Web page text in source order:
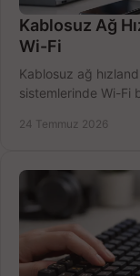
Kablosuz Ağ
Wi-Fi
Kablosuz ağ
sistemlerinde Wi-Fi
24 Temmuz 2026